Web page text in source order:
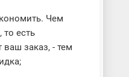
Чем
есть
заказ, - тем